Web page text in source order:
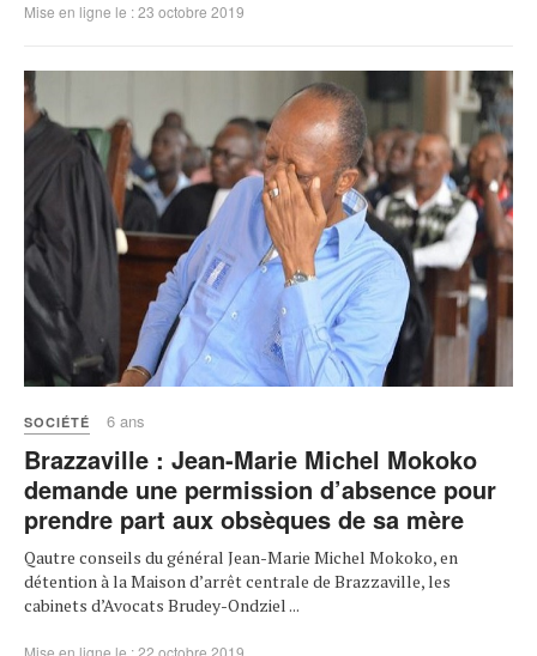
Mise en ligne le : 23 octobre 2019
SOCIÉTÉ 6 ans
Brazzaville : Jean-Marie Michel Mokoko
demande une permission d’absence pour
prendre part aux obsèques de sa mère
Qautre conseils du général Jean-Marie Michel Mokoko, en
détention à la Maison d’arrêt centrale de Brazzaville, les
cabinets d’Avocats Brudey-Ondziel ...
Mise en ligne le : 22 octobre 2019